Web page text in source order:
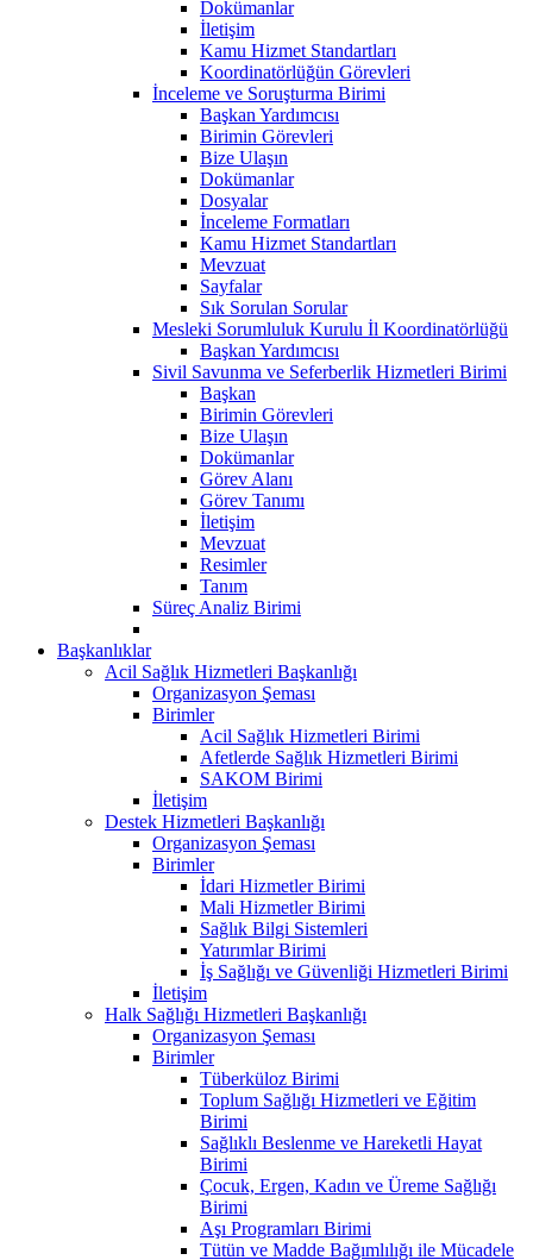
Dokümanlar
İletişim
Kamu Hizmet Standartları
Koordinatörlüğün Görevleri
İnceleme ve Soruşturma Birimi
Başkan Yardımcısı
Birimin Görevleri
Bize Ulaşın
Dokümanlar
Dosyalar
İnceleme Formatları
Kamu Hizmet Standartları
Mevzuat
Sayfalar
Sık Sorulan Sorular
Mesleki Sorumluluk Kurulu İl Koordinatörlüğü
Başkan Yardımcısı
Sivil Savunma ve Seferberlik Hizmetleri Birimi
Başkan
Birimin Görevleri
Bize Ulaşın
Dokümanlar
Görev Alanı
Görev Tanımı
İletişim
Mevzuat
Resimler
Tanım
Süreç Analiz Birimi
Başkanlıklar
Acil Sağlık Hizmetleri Başkanlığı
Organizasyon Şeması
Birimler
Acil Sağlık Hizmetleri Birimi
Afetlerde Sağlık Hizmetleri Birimi
SAKOM Birimi
İletişim
Destek Hizmetleri Başkanlığı
Organizasyon Şeması
Birimler
İdari Hizmetler Birimi
Mali Hizmetler Birimi
Sağlık Bilgi Sistemleri
Yatırımlar Birimi
İş Sağlığı ve Güvenliği Hizmetleri Birimi
İletişim
Halk Sağlığı Hizmetleri Başkanlığı
Organizasyon Şeması
Birimler
Tüberküloz Birimi
Toplum Sağlığı Hizmetleri ve Eğitim
Birimi
Sağlıklı Beslenme ve Hareketli Hayat
Birimi
Çocuk, Ergen, Kadın ve Üreme Sağlığı
Birimi
Aşı Programları Birimi
Tütün ve Madde Bağımlılığı ile Mücadele